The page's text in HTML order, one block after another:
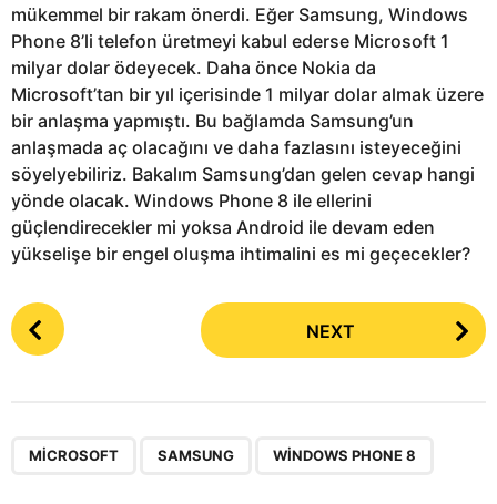
mükemmel bir rakam önerdi. Eğer Samsung, Windows
Phone 8’li telefon üretmeyi kabul ederse Microsoft 1
milyar dolar ödeyecek. Daha önce Nokia da
Microsoft’tan bir yıl içerisinde 1 milyar dolar almak üzere
bir anlaşma yapmıştı. Bu bağlamda Samsung’un
anlaşmada aç olacağını ve daha fazlasını isteyeceğini
söyelyebiliriz. Bakalım Samsung’dan gelen cevap hangi
yönde olacak. Windows Phone 8 ile ellerini
güçlendirecekler mi yoksa Android ile devam eden
yükselişe bir engel oluşma ihtimalini es mi geçecekler?
P
o
NEXT
MICROSOFT SAMSUNG WINDOWS PHONE 8